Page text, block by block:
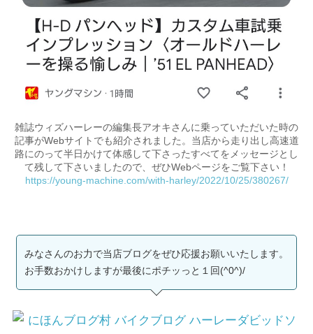
雑誌ウィズハーレーの編集長アオキさんに乗っていただいた時の
記事がWebサイトでも紹介されました。当店から走り出し高速道
路にのって半日かけて体感して下さったすべてをメッセージとし
て残して下さいましたので、ぜひWebページをご覧下さい！
https://young-machine.com/with-harley/2022/10/25/380267/
みなさんのお力で当店ブログをぜひ応援お願いいたします。
お手数おかけしますが最後にポチッっと１回(^0^)/